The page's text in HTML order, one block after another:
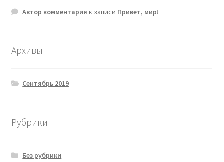
Автор комментария к записи Привет, мир!
Архивы
Сентябрь 2019
Рубрики
Без рубрики